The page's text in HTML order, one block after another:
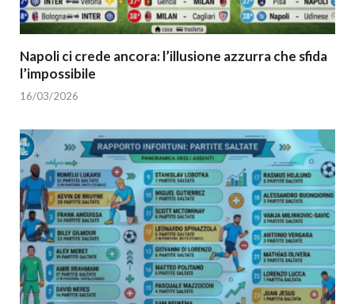
Napoli ci crede ancora: l’illusione azzurra che sfida
l’impossibile
16/03/2026